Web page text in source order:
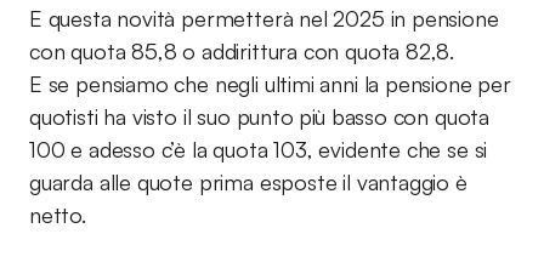
E questa novità permetterà nel 2025 in pensione
con quota 85,8 o addirittura con quota 82,8.
E se pensiamo che negli ultimi anni la pensione per
quotisti ha visto il suo punto più basso con quota
100 e adesso c’è la quota 103, evidente che se si
guarda alle quote prima esposte il vantaggio è
netto.